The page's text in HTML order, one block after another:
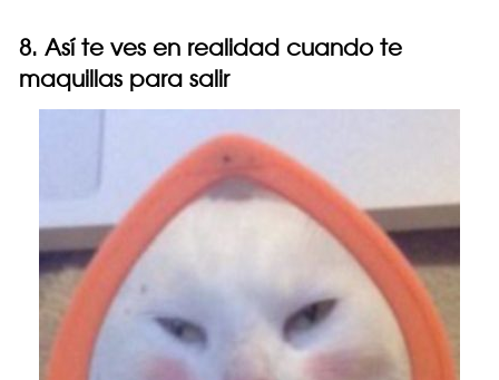
8. Así te ves en realidad cuando te
maquillas para salir